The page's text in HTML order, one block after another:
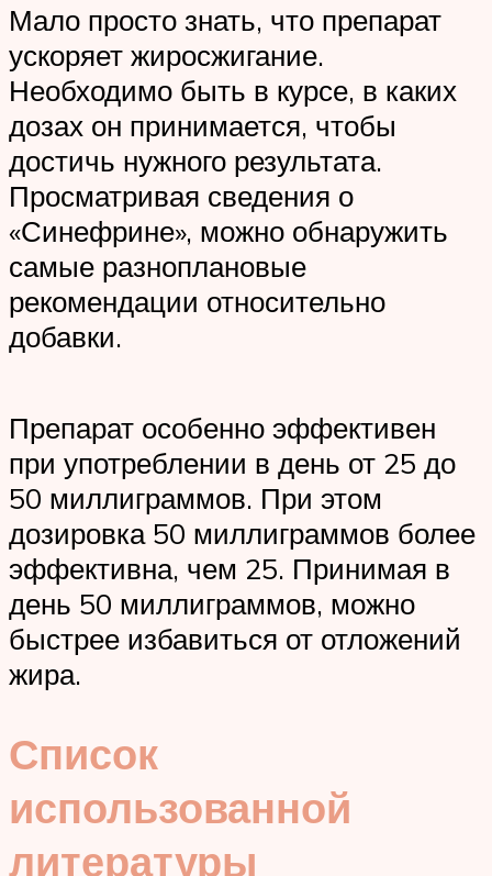
Мало просто знать, что препарат
ускоряет жиросжигание.
Необходимо быть в курсе, в каких
дозах он принимается, чтобы
достичь нужного результата.
Просматривая сведения о
«Синефрине», можно обнаружить
самые разноплановые
рекомендации относительно
добавки.
Препарат особенно эффективен
при употреблении в день от 25 до
50 миллиграммов. При этом
дозировка 50 миллиграммов более
эффективна, чем 25. Принимая в
день 50 миллиграммов, можно
быстрее избавиться от отложений
жира.
Список
использованной
литературы